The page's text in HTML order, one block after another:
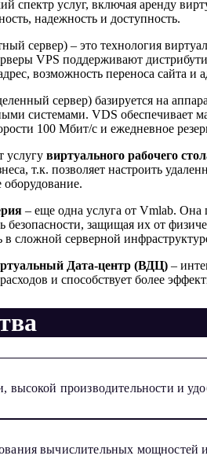
спектр услуг, включая аренду
надежность и доступность.
сервер) – это технология
VPS поддерживают
возможность переноса сайта и
сервер) базируется на
системами. VDS обеспечивает
100 Мбит/с и ежедневное
услугу виртуального рабочего
т.к. позволяет настроить
оборудование.
– еще одна услуга от Vmlab. Она
безопасности, защищая их от
в сложной серверной
Дата-центр (ВДЦ) –
и способствует более
высокой производительности и
вычислительных мощностей